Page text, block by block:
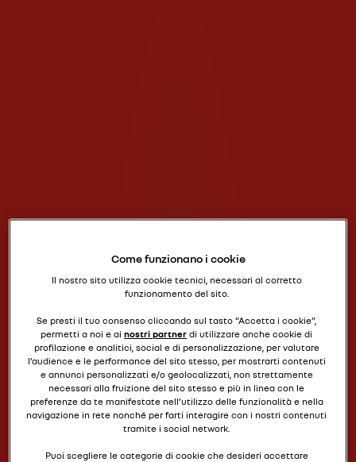
Come funzionano i cookie
Il nostro sito utilizza cookie tecnici, necessari al corretto
funzionamento del sito.
Se presti il tuo consenso cliccando sul tasto “Accetta i cookie”,
permetti a noi e ai nostri partner di utilizzare anche cookie di
profilazione e analitici, social e di personalizzazione, per valutare
l’audience e le performance del sito stesso, per mostrarti contenuti
e annunci personalizzati e/o geolocalizzati, non strettamente
necessari alla fruizione del sito stesso e più in linea con le
preferenze da te manifestate nell’utilizzo delle funzionalità e nella
navigazione in rete nonché per farti interagire con i nostri contenuti
tramite i social network.
Puoi scegliere le categorie di cookie che desideri accettare